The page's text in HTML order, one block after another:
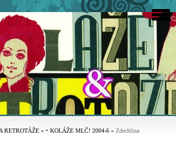
RETROTÁŽE » • KOLÁŽE MLČ! 2004-6 » Zdechlina